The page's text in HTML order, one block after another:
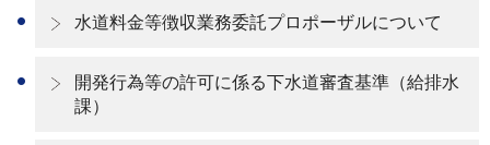
水道料金等徴収業務委託プロポーザルについて
開発行為等の許可に係る下水道審査基準（給排水
課）